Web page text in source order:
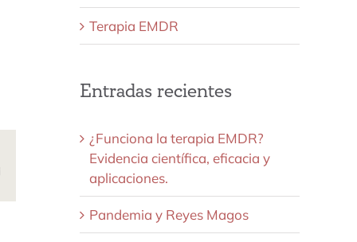
Correo
Terapia EMDR
Entradas recientes
¿Funciona la terapia EMDR?
Evidencia científica, eficacia y
aplicaciones.
Pandemia y Reyes Magos